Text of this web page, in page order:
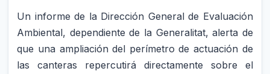
Un informe de la Dirección General de Evaluación
Ambiental, dependiente de la Generalitat, alerta de
que una ampliación del perímetro de actuación de
las canteras repercutirá directamente sobre el